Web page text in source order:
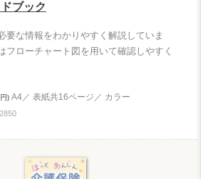
ブック
要な情報をわかりやすく解説していま
フローチャート図を用いて確認しやすく
) A4／ 表紙共16ページ／ カラー